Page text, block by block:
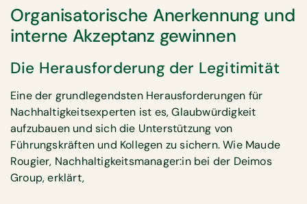
Organisatorische Anerkennung und
interne Akzeptanz gewinnen
Die Herausforderung der Legitimität
Eine der grundlegendsten Herausforderungen für
Nachhaltigkeitsexperten ist es, Glaubwürdigkeit
aufzubauen und sich die Unterstützung von
Führungskräften und Kollegen zu sichern. Wie Maude
Rougier, Nachhaltigkeitsmanager:in bei der Deimos
Group, erklärt,